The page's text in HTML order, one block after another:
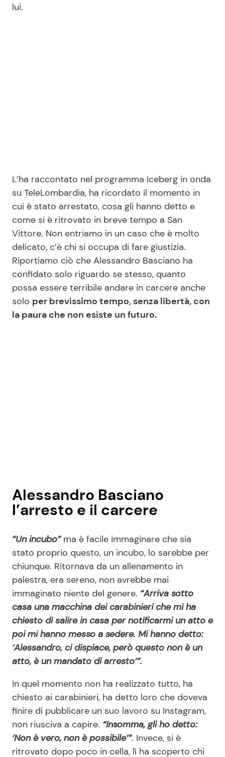
Salute
Info
Chi siamo
Redazione
Contattaci
Pubblicità
Privacy Policy
lui.
L’ha raccontato nel programma Iceberg in onda
su TeleLombardia, ha ricordato il momento in
cui è stato arrestato, cosa gli hanno detto e
come si è ritrovato in breve tempo a San
Vittore. Non entriamo in un caso che è molto
delicato, c’è chi si occupa di fare giustizia.
Riportiamo ciò che Alessandro Basciano ha
confidato solo riguardo se stesso, quanto
possa essere terribile andare in carcere anche
solo per brevissimo tempo, senza libertà, con
la paura che non esiste un futuro.
Alessandro Basciano
l’arresto e il carcere
“Un incubo”ma è facile immaginare che sia
stato proprio questo, un incubo, lo sarebbe per
chiunque. Ritornava da un allenamento in
palestra, era sereno, non avrebbe mai
immaginato niente del genere. “Arriva sotto
casa una macchina dei carabinieri che mi ha
chiesto di salire in casa per notificarmi un atto e
poi mi hanno messo a sedere. Mi hanno detto:
‘Alessandro, ci dispiace, però questo non è un
atto, è un mandato di arresto’”.
In quel momento non ha realizzato tutto, ha
chiesto ai carabinieri, ha detto loro che doveva
finire di pubblicare un suo lavoro su Instagram,
non riusciva a capire. “Insomma, gli ho detto:
‘Non è vero, non è possibile’”. Invece, si è
ritrovato dopo poco in cella, lì ha scoperto chi